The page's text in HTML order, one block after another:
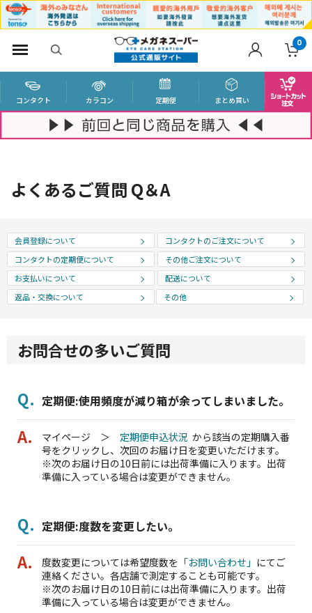
0
コンタクト カラコン 定期便 まとめ買い
よくあるご質問 Q＆A
会員登録について
コンタクトのご注文について
コンタクトの定期便について
その他ご注文について
お支払いについて
配送について
返品・交換について
その他
お問合せの多いご質問
定期便:使用頻度が減り箱が余ってしまいました。
マイページ ＞ 定期便申込状況 から該当の定期購入番
号をクリックし、次回のお届け日を変更いただけます。
※次のお届け日の10日前には出荷準備に入ります。出荷
準備に入っている場合は変更ができません。
定期便:度数を変更したい。
度数変更については希望度数を 「お問い合わせ」 にてご
連絡ください。各店舗で測定することも可能です。
※次のお届け日の10日前には出荷準備に入ります。出荷
準備に入っている場合は変更ができません。